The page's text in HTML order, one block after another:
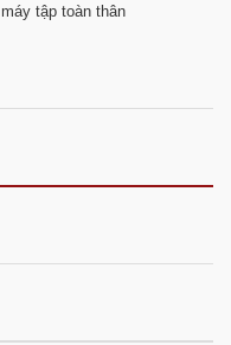
máy tập toàn thân